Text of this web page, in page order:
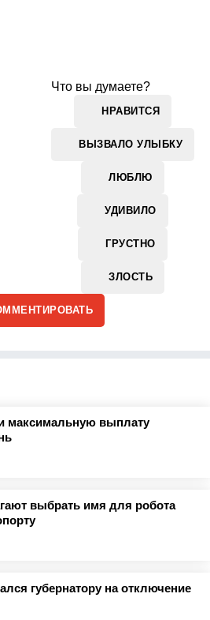
Что вы думаете?
НРАВИТСЯ
ВЫЗВАЛО УЛЫБКУ
ЛЮБЛЮ
УДИВИЛО
ГРУСТНО
ЗЛОСТЬ
максимальную выплату
выбрать имя для робота
губернатору на отключение